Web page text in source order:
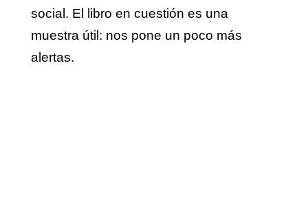
social. El libro en cuestión es una
muestra útil: nos pone un poco más
alertas.